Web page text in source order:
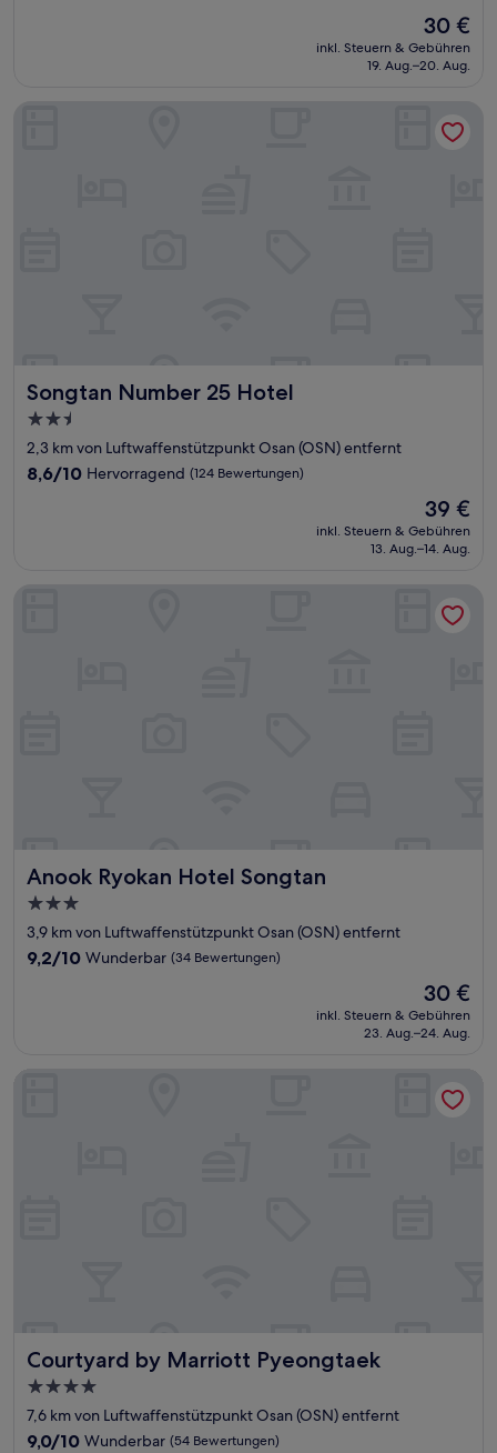
Der
Preis
beträgt
30 €
inkl. Steuern & Gebühren
19. Aug.–20. Aug.
Songtan Number 25 Hotel
Songtan Number 25 Hotel
2.5-
Sterne-
Unterkunft
2,3 km von Luftwaffenstützpunkt Osan (OSN) entfernt
8.6
8,6/10 Hervorragend (124 Bewertungen)
Der
Preis
beträgt
39 €
inkl. Steuern & Gebühren
13. Aug.–14. Aug.
Songtan Number 25 Hotel
Anook Ryokan Hotel Songtan
Anook Ryokan Hotel Songtan
3.0-
Sterne-
Unterkunft
3,9 km von Luftwaffenstützpunkt Osan (OSN) entfernt
9.2
9,2/10 Wunderbar (34 Bewertungen)
Der
Preis
beträgt
30 €
inkl. Steuern & Gebühren
23. Aug.–24. Aug.
Courtyard by Marriott Pyeongtaek
Courtyard by Marriott Pyeongtaek
4.0-
Sterne-
Unterkunft
7,6 km von Luftwaffenstützpunkt Osan (OSN) entfernt
9.0
9,0/10 Wunderbar (54 Bewertungen)
Courtyard by Marriott Pyeongtaek